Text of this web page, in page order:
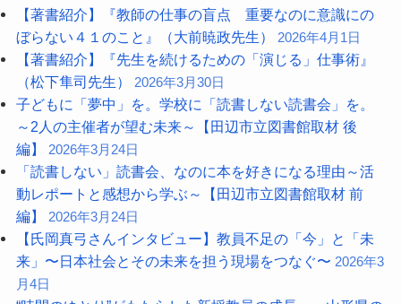
【著書紹介】『教師の仕事の盲点 重要なのに意識にの
ぼらない４１のこと』（大前暁政先生）
2026年4月1日
【著書紹介】『先生を続けるための「演じる」仕事術』
（松下隼司先生）
2026年3月30日
子どもに「夢中」を。学校に「読書しない読書会」を。
～2人の主催者が望む未来～【田辺市立図書館取材 後
編】
2026年3月24日
「読書しない」読書会、なのに本を好きになる理由～活
動レポートと感想から学ぶ～【田辺市立図書館取材 前
編】
2026年3月24日
【氏岡真弓さんインタビュー】教員不足の「今」と「未
来」〜日本社会とその未来を担う現場をつなぐ〜 2026年3
月4日